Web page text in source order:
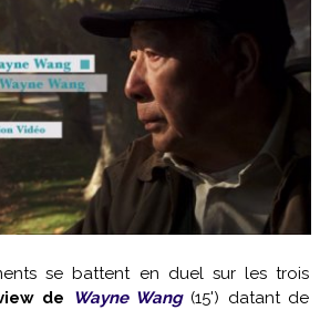
se battent en duel sur les trois
de Wayne Wang(15') datant de